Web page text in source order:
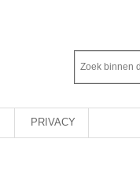
Rechts
Z
o
e
k
Z
o
k
b
PRIVACY